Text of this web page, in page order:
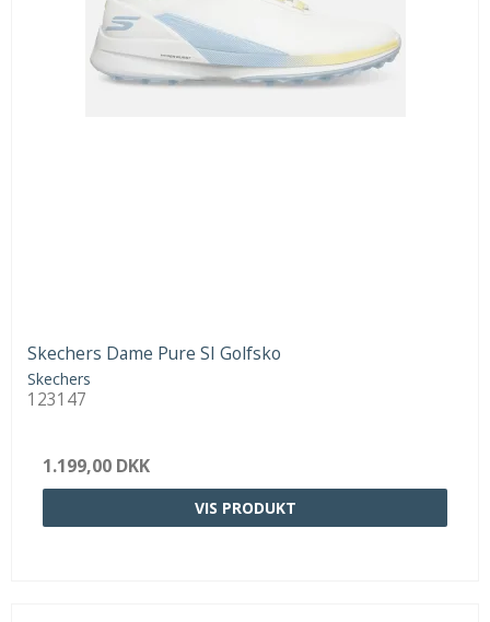
Skechers Dame Pure SI Golfsko
Skechers
123147
1.199,00 DKK
VIS PRODUKT